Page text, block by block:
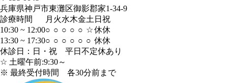
兵庫県神戸市東灘区御影郡家1-34-9
診療時間
月 火水木金土 日 祝
10:30 ~ 12:00○ ○ ○ ○ ○ ☆休休
13:30 ~ 17:30○ ○ ○ ○ ○ ○ 休休
休診日：日・祝 平日不定休あり
☆ 土曜午前:9:30～
※ 最終受付時間 各30分前まで